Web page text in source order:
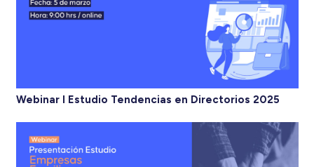
Webinar I Estudio Tendencias en Directorios 2025